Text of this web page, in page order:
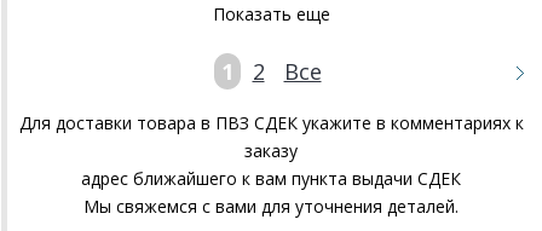
Показать еще
1 2 Все
Для доставки товара в ПВЗ СДЕК укажите в комментариях к
заказу
адрес ближайшего к вам пункта выдачи СДЕК
Мы свяжемся с вами для уточнения деталей.